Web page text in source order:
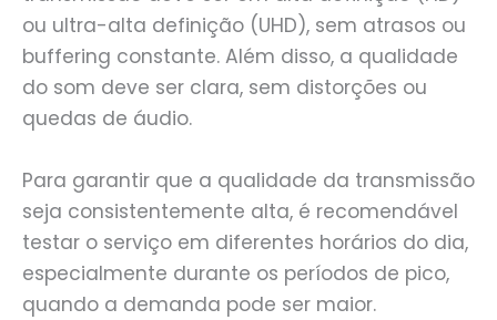
ou ultra-alta definição (UHD), sem atrasos ou
buffering constante. Além disso, a qualidade
do som deve ser clara, sem distorções ou
quedas de áudio.
Para garantir que a qualidade da transmissão
seja consistentemente alta, é recomendável
testar o serviço em diferentes horários do dia,
especialmente durante os períodos de pico,
quando a demanda pode ser maior.